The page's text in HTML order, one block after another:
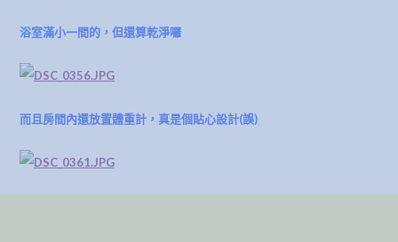
浴室滿小一間的，但還算乾淨囉
而且房間內還放置體重計，真是個貼心設計(誤)